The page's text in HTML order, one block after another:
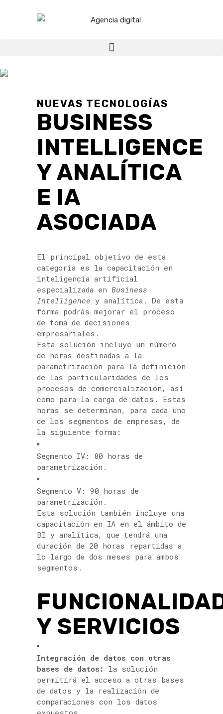
NUEVAS TECNOLOGÍAS
BUSINESS
INTELLIGENCE
Y ANALÍTICA
E IA
ASOCIADA
El principal objetivo de esta
categoría es la capacitación en
inteligencia artificial
especializada en Business
Intelligence y analítica. De esta
forma podrás mejorar el proceso
de toma de decisiones
empresariales.
Esta solución incluye un número
de horas destinadas a la
parametrización para la definición
de las particularidades de los
procesos de comercialización, así
como para la carga de datos. Estas
horas se determinan, para cada uno
de los segmentos de empresas, de
la siguiente forma:
Segmento IV: 80 horas de
parametrización.
Segmento V: 90 horas de
parametrización.
Esta solución también incluye una
capacitación en IA en el ámbito de
BI y analítica, que tendrá una
duración de 20 horas repartidas a
lo largo de dos meses para ambos
segmentos.
Y SERVICIOS
Integración de datos con otras
bases de datos:
la solución
permitirá el acceso a otras bases
de datos y la realización de
comparaciones con los datos